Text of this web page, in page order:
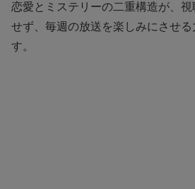
恋愛とミステリーの二重構造が、視
せず、毎週の放送を楽しみにさせ
す。